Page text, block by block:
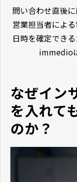
問い合わせ直後
営業担当者によ
日時を確定でき
immedio
なぜイン
を入れて
のか？